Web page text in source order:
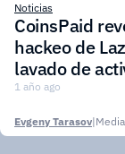
Noticias
CoinsPaid
hackeo de
lavado de
1 año ago
Evgeny Tarasov|